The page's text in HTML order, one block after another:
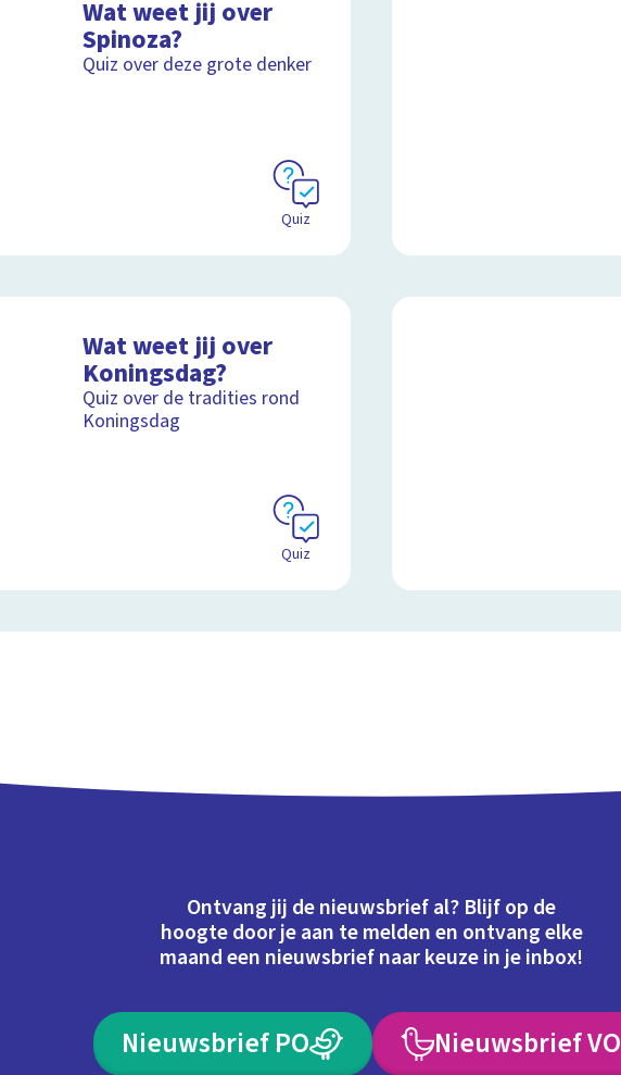
Wat weet jij over
Spinoza?
Quiz over deze grote denker
Quiz
Wat weet jij over
Koningsdag?
Quiz over de tradities rond
Koningsdag
Quiz
Ontvang jij de nieuwsbrief al? Blijf op de
hoogte door je aan te melden en ontvang elke
maand een nieuwsbrief naar keuze in je inbox!
Nieuwsbrief PO Nieuwsbrief VO